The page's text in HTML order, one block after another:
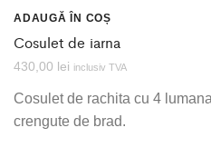
ADAUGĂ ÎN COȘ
Cosulet de iarna
430,00 lei inclusiv TVA
Cosulet de rachita cu 4
crengute de brad.